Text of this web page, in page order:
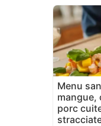
Menu
mangue,
porc